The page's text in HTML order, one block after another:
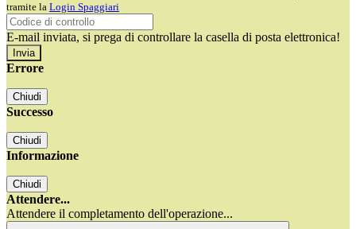
tramite la Login Spaggiari
E-mail inviata, si prega di controllare la casella di posta elettronica!
Errore
Chiudi
Successo
Chiudi
Informazione
Chiudi
Attendere...
Attendere il completamento dell'operazione...